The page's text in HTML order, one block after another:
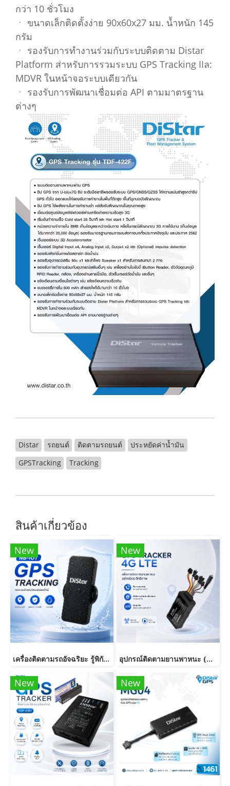
กว่า 10 ชั่วโมง
ㆍ ขนาดเล็กติดตั้งง่าย 90x60x27 มม. น้ำหนัก 145
กรัม
ㆍ รองรับการทำงานร่วมกับระบบติดตาม Distar
Platform ส่าหรับการรวมระบบ GPS Tracking IIล:
MDVR ในหน้าจอระบบเดียวกัน
ㆍ รองรับการพัฒนาเชื่อมต่อ API ตามมาตรฐาน
ต่างๆ
Distar รถยนต์ ติดตามรถยนต์
ประหยัดค่าน้ำมัน
GPSTracking
Tracking
สินค้าเกี่ยวข้อง
New
เครื่องติดตามรถอัจฉริยะ รู้พิกัดเรียลไทม์ พร้อมระบบแจ้งเตือนความปลอดภัย
New
อุปกรณ์ติดตามยานพาหนะ (GPS Tracker) รุ่น VL802 รองรับเครือข่าย 4G LTE พร้อมระบบติดตามแบบเรียลไทม์และฟังก์ชันตัดสตาร์ทเครื่องยนต์ระยะไกล
New New